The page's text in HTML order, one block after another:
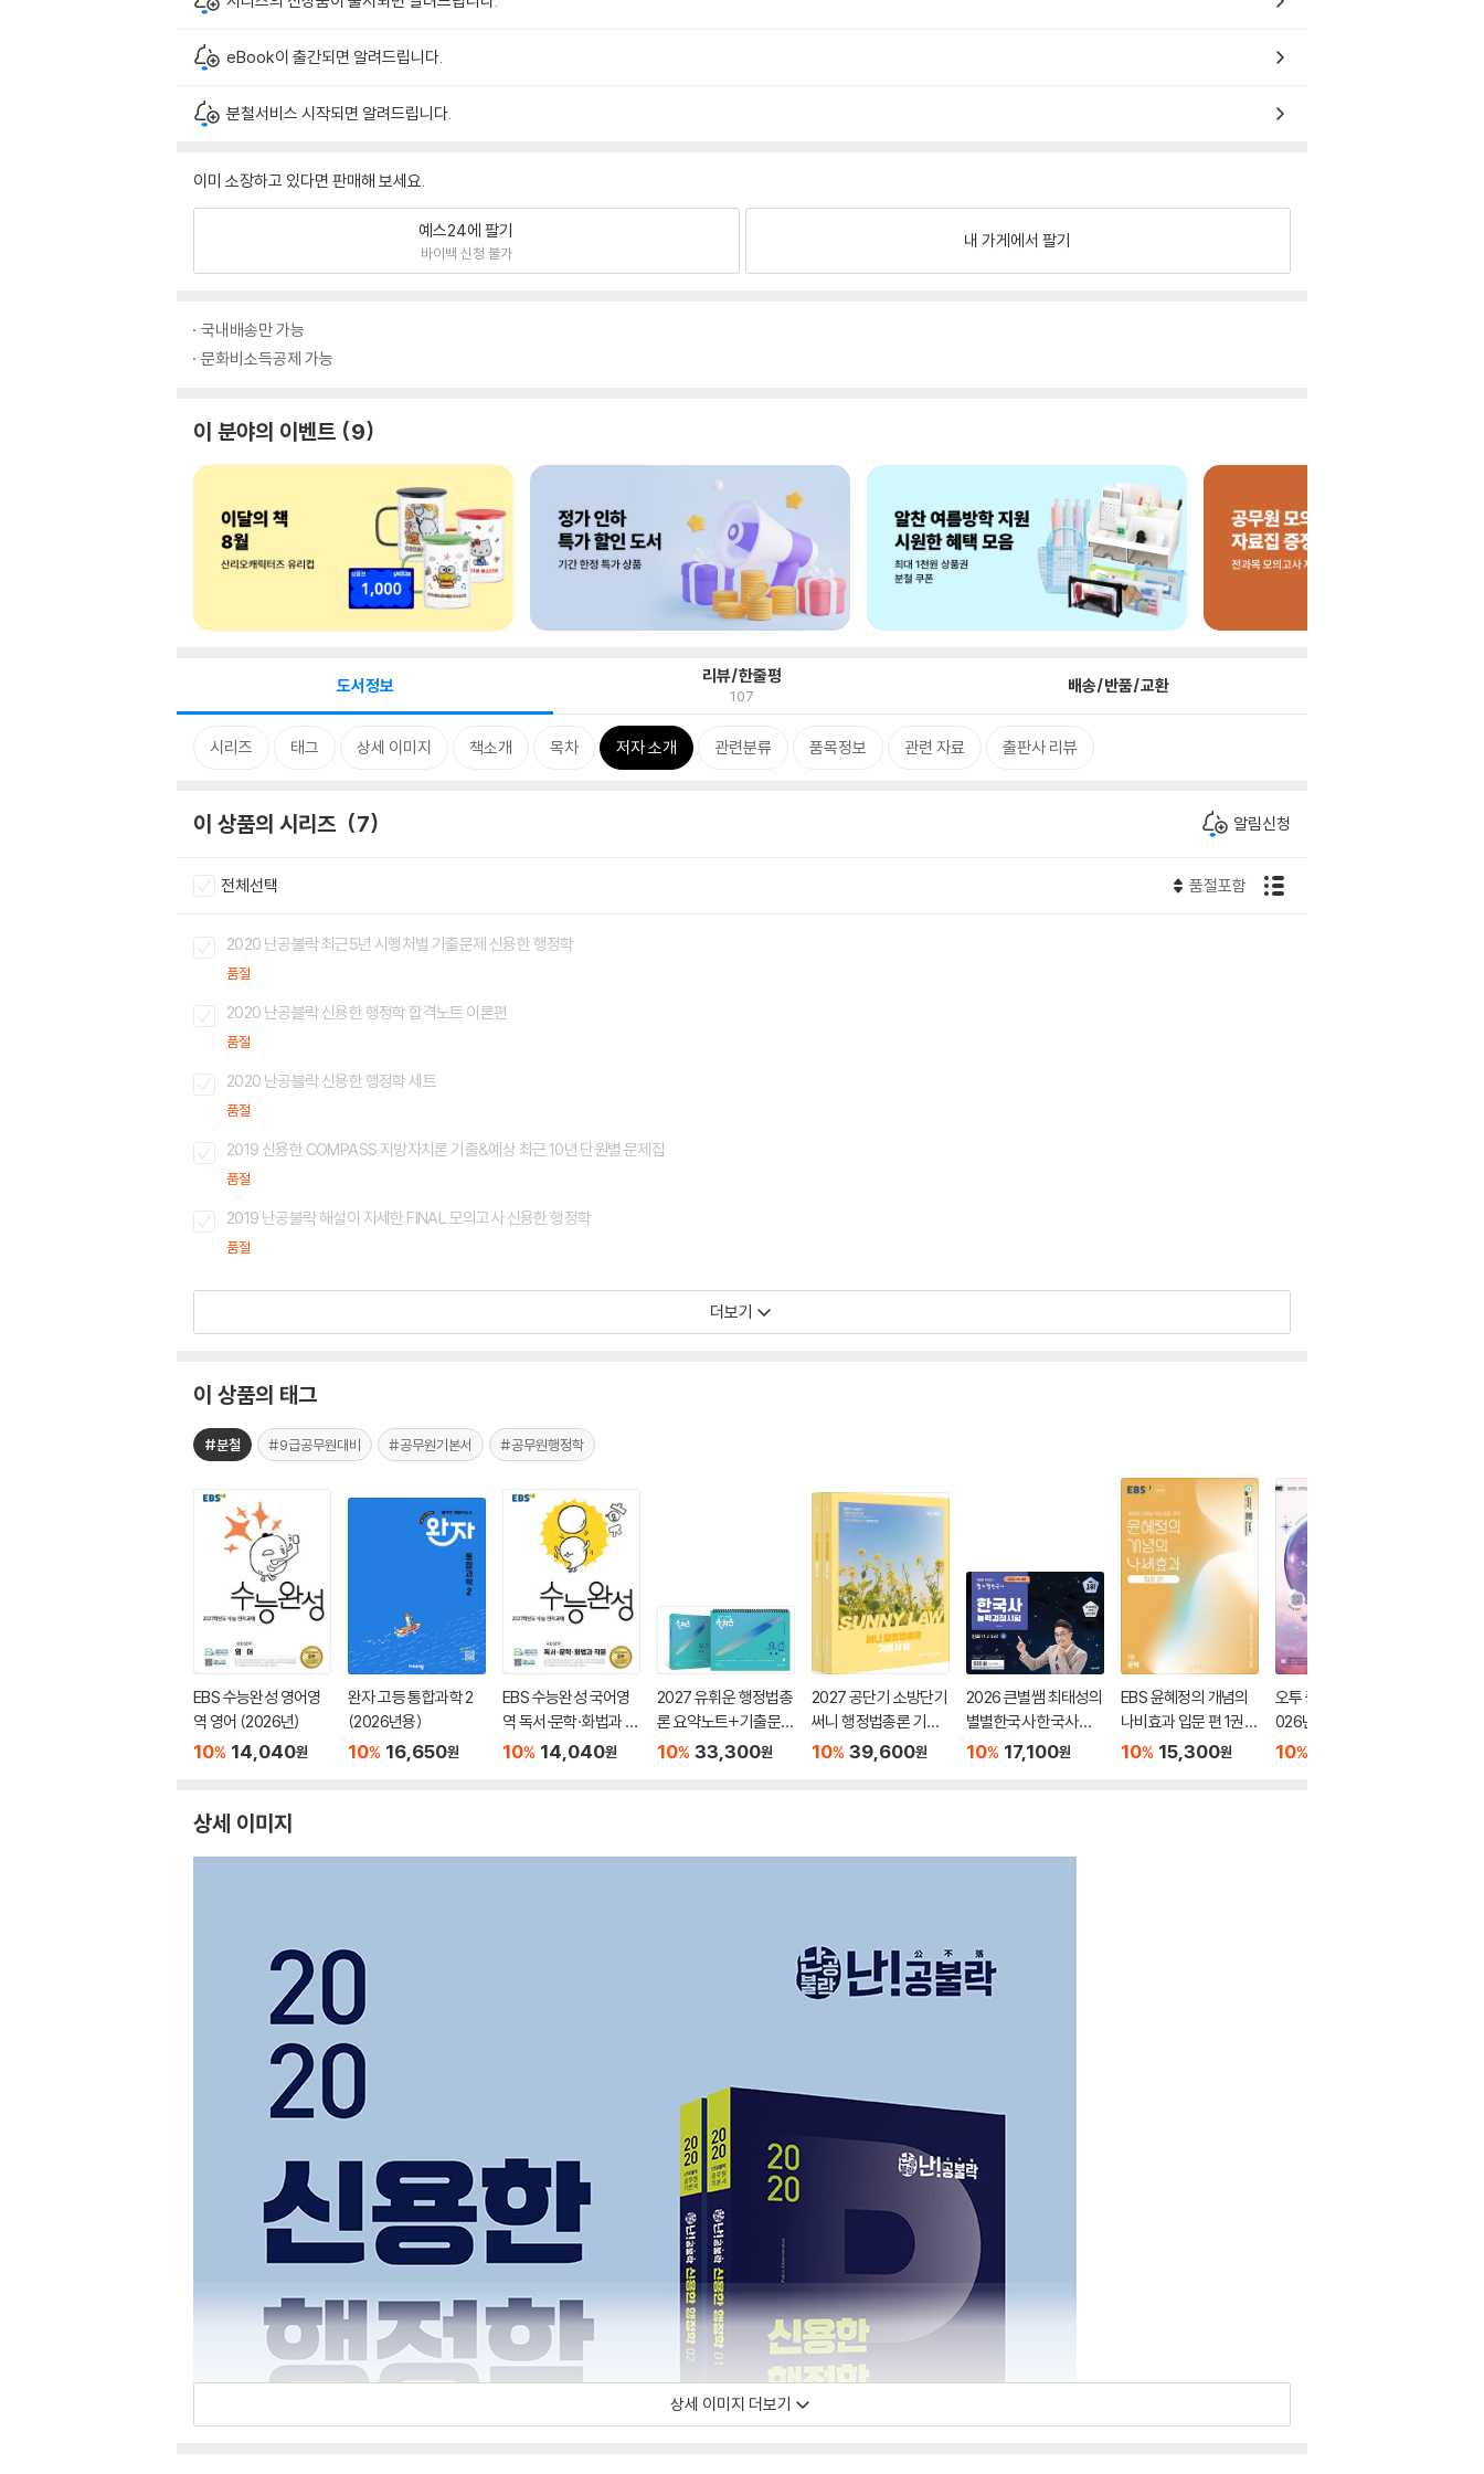
eBook이 출간되면 알려드립니다.
분철서비스 시작되면 알려드립니다.
이미 소장하고 있다면 판매해 보세요.
예스24에 팔기
바이백 신청 불가
내 가게에서 팔기
국내배송만 가능
문화비소득공제 가능
이 분야의 이벤트 9
도서정보 리뷰/한줄평
107 배송/반품/교환
시리즈 태그 상세 이미지 책소개 목차 저자 소개 관련분류 품목정보 관련 자료 출판사 리뷰
이 상품의 시리즈 7 알림신청
전체선택 품절포함
2020 난공불락 최근5년 시행처별 기출문제 신용한 행정학
품절
2020 난공불락 신용한 행정학 합격노트 이론편
품절
2020 난공불락 신용한 행정학 세트
품절
2019 신용한 COMPASS 지방자치론 기출&예상 최근 10년 단원별 문제집
품절
2019 난공불락 해설이 자세한 FINAL 모의고사 신용한 행정학
품절
더보기
이 상품의 태그
#분철 #9급공무원대비 #공무원기본서 #공무원행정학
EBS 수능완성 영어영
역 영어 (2026년)
10% 14,040원
완자 고등 통합과학 2
(2026년용)
10% 16,650원
EBS 수능완성 국어영
역 독서·문학·화법과 작
문 (2026년)
10% 14,040원
2027 유휘운 행정법총
론 요약노트+기출문제
(요.플.)
10% 33,300원
2027 공단기 소방단기
써니 행정법총론 기본
서
10% 39,600원
2026 큰별쌤 최태성의
별별한국사 한국사능
력검정시험 심화(1,2,3
10% 17,100원
EBS 윤혜정의 개념의
나비효과 입문 편 1권
문학 (2026년용)
10% 15,300원
오투 중학 과학 2-2 (2
026년)
10%
상세 이미지
상세 이미지 더보기